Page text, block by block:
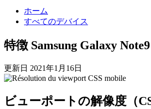
ホーム
すべてのデバイス
特徴 Samsung Galaxy Note9
更新日 2021年1月16日
ビューポートの解像度（